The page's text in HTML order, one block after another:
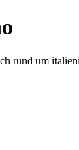
rund um